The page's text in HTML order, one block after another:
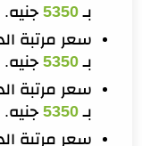
بـ5350 جنيه.
بـ5350 جنيه.
بـ5350 جنيه.